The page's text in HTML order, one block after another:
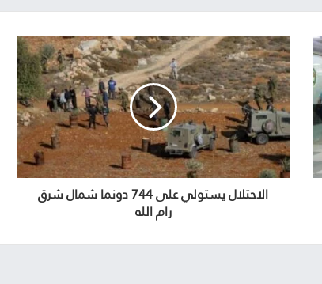
الاحتلال يستولي على 744 دونما شمال شرق
رام الله